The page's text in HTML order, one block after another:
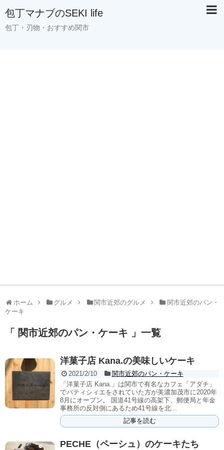
包丁マナブのSEKI life
包丁・刃物・おすすめ関市
ホーム グルメ 関市近郊のグルメ
関市近郊のパン・
ケーキ
「 関市近郊のパン・ケーキ 」一覧
洋菓子店 Kana.の美味しいケーキ
2021/2/10
関市近郊のパン・ケーキ
「洋菓子店 Kana.」は関市で有名なカフェ「アダチ」
でパティシィエをされていた方が美濃加茂市に2020年
8月にオープン。 国道41号線の高架下、郵便局と年金
事務所の反対側にあるため41号線を北...
記事を読む
PECHE（ペーシュ）のケーキたち